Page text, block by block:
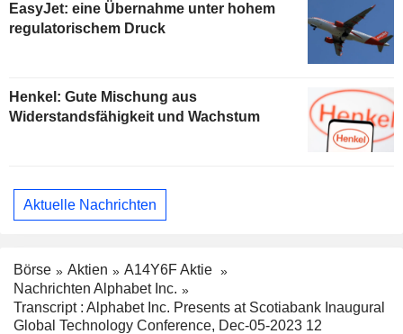
EasyJet: eine Übernahme unter hohem
regulatorischem Druck
Henkel: Gute Mischung aus
Widerstandsfähigkeit und Wachstum
Aktuelle Nachrichten
Börse Aktien
A14Y6F Aktie
Nachrichten Alphabet Inc.
Transcript : Alphabet Inc. Presents at Scotiabank Inaugural
Global Technology Conference, Dec-05-2023 12